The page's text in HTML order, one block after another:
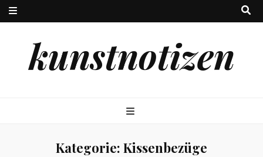
kunstnotizen
Kategorie: Kissenbezüge